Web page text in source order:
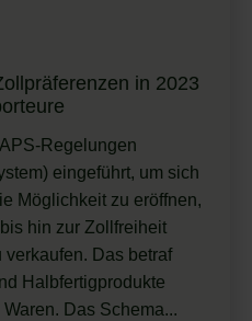
in 2023
Regelungen
eingeführt, um sich
Möglichkeit zu eröffnen,
hin zur Zollfreiheit
verkaufen. Das betraf
Halbfertigprodukte
Das Schema...